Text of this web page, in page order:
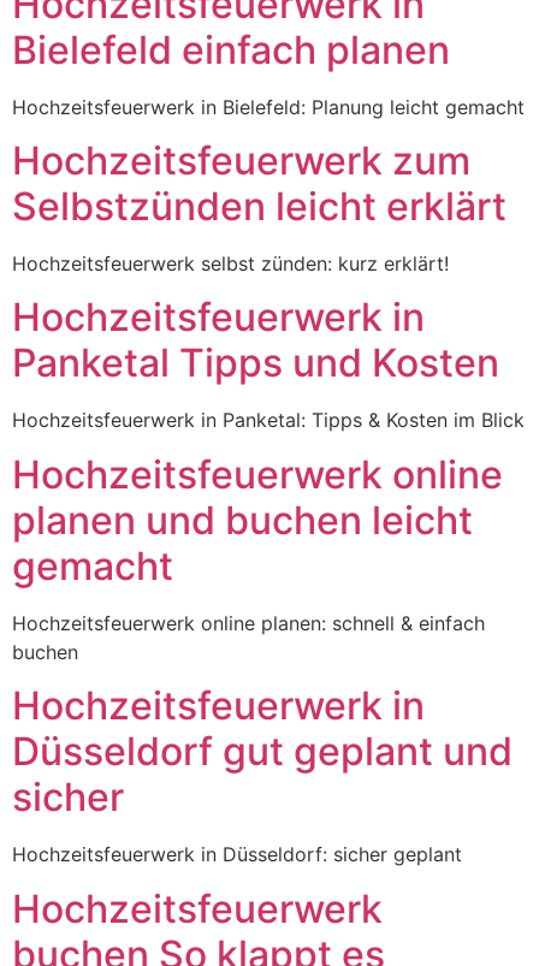
Bielefeld einfach planen
Hochzeitsfeuerwerk in Bielefeld: Planung leicht gemacht
Hochzeitsfeuerwerk zum
Selbstzünden leicht erklärt
Hochzeitsfeuerwerk selbst zünden: kurz erklärt!
Hochzeitsfeuerwerk in
Panketal Tipps und Kosten
Hochzeitsfeuerwerk in Panketal: Tipps & Kosten im Blick
Hochzeitsfeuerwerk online
planen und buchen leicht
gemacht
Hochzeitsfeuerwerk online planen: schnell & einfach
buchen
Hochzeitsfeuerwerk in
Düsseldorf gut geplant und
sicher
Hochzeitsfeuerwerk in Düsseldorf: sicher geplant
Hochzeitsfeuerwerk
buchen So klappt es